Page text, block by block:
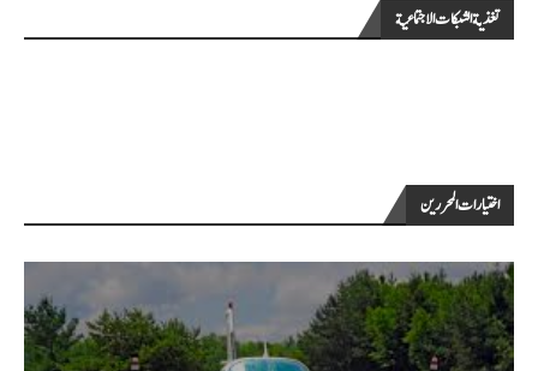
تغذية الشبكات الاجتماعية
اختيارات المحررين